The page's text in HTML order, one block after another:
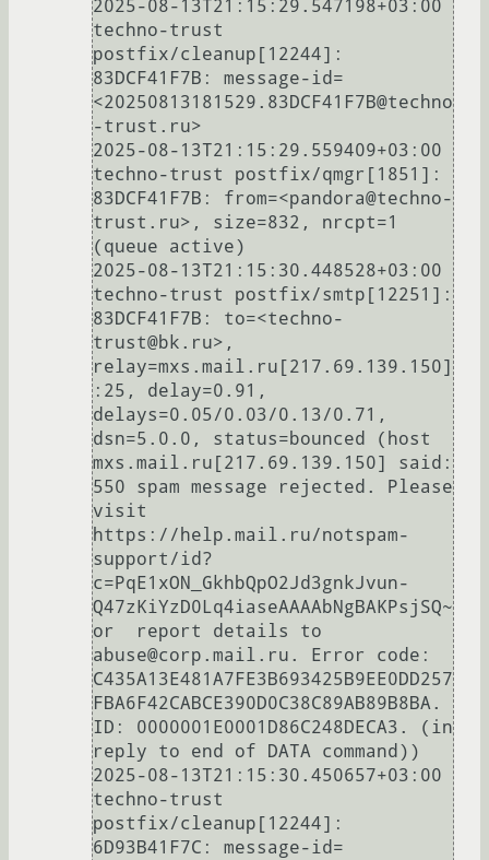
2025-08-13T21:15:29.547198+03:00
techno-trust
postfix/cleanup[12244]:
83DCF41F7B: message-id=
<20250813181529.83DCF41F7B@techno
-trust.ru>
2025-08-13T21:15:29.559409+03:00
techno-trust postfix/qmgr[1851]:
83DCF41F7B: from=<pandora@techno-
trust.ru>, size=832, nrcpt=1
(queue active)
2025-08-13T21:15:30.448528+03:00
techno-trust postfix/smtp[12251]:
83DCF41F7B: to=<techno-
trust@bk.ru>,
relay=mxs.mail.ru[217.69.139.150]
:25, delay=0.91,
delays=0.05/0.03/0.13/0.71,
dsn=5.0.0, status=bounced (host
mxs.mail.ru[217.69.139.150] said:
550 spam message rejected. Please
visit
https://help.mail.ru/notspam-
support/id?
c=PqE1xON_GkhbQpO2Jd3gnkJvun-
Q47zKiYzD0Lq4iaseAAAAbNgBAKPsjSQ~
or  report details to
abuse@corp.mail.ru. Error code:
C435A13E481A7FE3B693425B9EE0DD257
FBA6F42CABCE390D0C38C89AB89B8BA.
ID: 0000001E0001D86C248DECA3. (in
reply to end of DATA command))
2025-08-13T21:15:30.450657+03:00
techno-trust
postfix/cleanup[12244]:
6D93B41F7C: message-id=